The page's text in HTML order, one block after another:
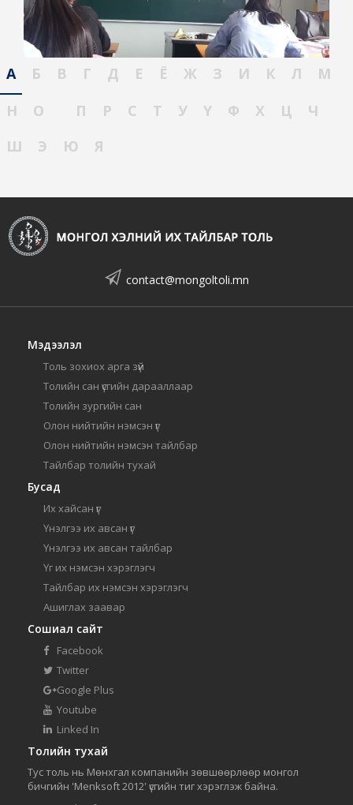
А Б В Г Д Е Ё Ж З И К Л
М
Н
О П Р С Т У Ү Ф Х Ц
Ч
Ш
Э Ю Я
contact@mongoltoli.mn
Мэдээлэл
Толь зохиох арга зүй
Толийн сан үсгийн дарааллаар
Толийн зургийн сан
Олон нийтийн нэмсэн үг
Олон нийтийн нэмсэн тайлбар
Тайлбар толийн тухай
Бусад
Их хайсан үг
Үнэлгээ их авсан үг
Үнэлгээ их авсан тайлбар
Үг их нэмсэн хэрэглэгч
Тайлбар их нэмсэн хэрэглэгч
Ашиглах заавар
Сошиал сайт
Facebook
Twitter
Google Plus
Youtube
Linked In
Толийн тухай
Тус толь нь Мөнхгал компанийн зөвшөөрлөөр монгол
бичгийн 'Menksoft 2012' үсгийн тиг хэрэглэж байна.